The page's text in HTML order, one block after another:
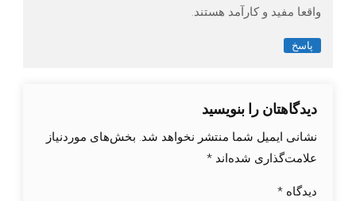
واقعا مفید و کارآمد هستند.
پاسخ
دیدگاهتان را بنویسید
نشانی ایمیل شما منتشر نخواهد شد. بخش‌های موردنیاز
علامت‌گذاری شده‌اند *
دیدگاه *